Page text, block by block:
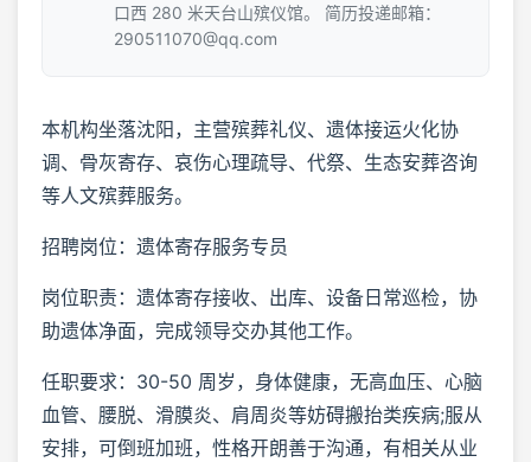
口西 280 米天台山殡仪馆。 简历投递邮箱：
290511070@qq.com
本机构坐落沈阳，主营殡葬礼仪、遗体接运火化协
调、骨灰寄存、哀伤心理疏导、代祭、生态安葬咨询
等人文殡葬服务。
招聘岗位：遗体寄存服务专员
岗位职责：遗体寄存接收、出库、设备日常巡检，协
助遗体净面，完成领导交办其他工作。
任职要求：30-50 周岁，身体健康，无高血压、心脑
血管、腰脱、滑膜炎、肩周炎等妨碍搬抬类疾病;服从
安排，可倒班加班，性格开朗善于沟通，有相关从业